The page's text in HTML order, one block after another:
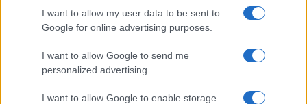
I want to allow my user data to be sent to
Google for online advertising purposes.
I want to allow Google to send me
personalized advertising.
I want to allow Google to enable storage
Saznaj više